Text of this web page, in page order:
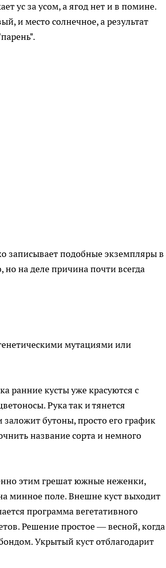
ус за усом, а ягод нет и в помине.
и место солнечное, а результат
записывает подобные экземпляры в
но на деле причина почти всегда
мутациями или
ранние кусты уже красуются с
Рука так и тянется
заложит бутоны, просто его график
название сорта и немного
этим грешат южные неженки,
минное поле. Внешне куст выходит
программа вегетативного
Решение простое — весной, когда
Укрытый куст отблагодарит